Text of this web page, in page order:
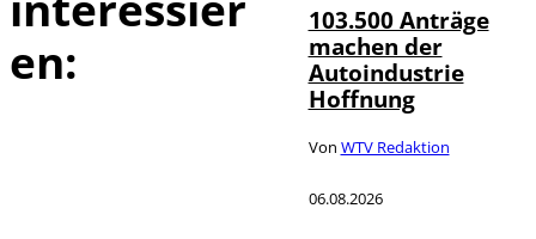
en:
103.500 Anträge
machen der
Autoindustrie
Hoffnung
Von WTV Redaktion
06.08.2026